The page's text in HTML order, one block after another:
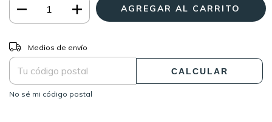
Entregas para el CP:
Medios de envío
CALCULAR
No sé mi código postal